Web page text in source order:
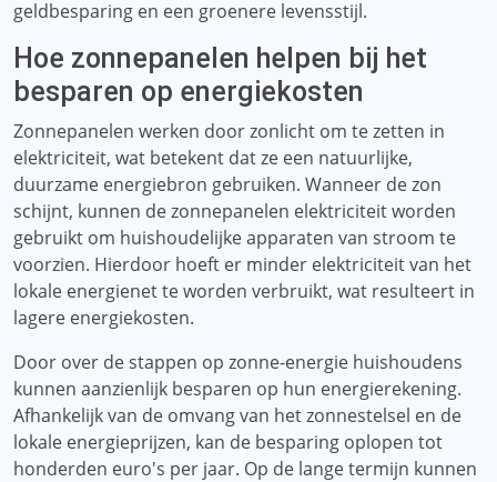
geldbesparing en een groenere levensstijl.
Hoe zonnepanelen helpen bij het
besparen op energiekosten
Zonnepanelen werken door zonlicht om te zetten in
elektriciteit, wat betekent dat ze een natuurlijke,
duurzame energiebron gebruiken. Wanneer de zon
schijnt, kunnen de zonnepanelen elektriciteit worden
gebruikt om huishoudelijke apparaten van stroom te
voorzien. Hierdoor hoeft er minder elektriciteit van het
lokale energienet te worden verbruikt, wat resulteert in
lagere energiekosten.
Door over de stappen op zonne-energie huishoudens
kunnen aanzienlijk besparen op hun energierekening.
Afhankelijk van de omvang van het zonnestelsel en de
lokale energieprijzen, kan de besparing oplopen tot
honderden euro's per jaar. Op de lange termijn kunnen